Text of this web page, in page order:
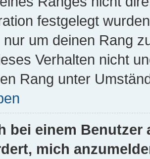
festgelegt
nur um deinen Rang
Verhalten nicht
Rang unter
bei einem
mich